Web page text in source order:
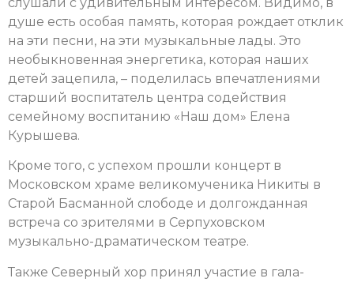
душе есть особая память, которая рождает отклик
на эти песни, на эти музыкальные лады. Это
необыкновенная энергетика, которая наших
детей зацепила, – поделилась впечатлениями
старший воспитатель центра содействия
семейному воспитанию «Наш дом» Елена
Курышева.
Кроме того, с успехом прошли концерт в
Московском храме великомученика Никиты в
Старой Басманной слободе и долгожданная
встреча со зрителями в Серпуховском
музыкально-драматическом театре.
Также Северный хор принял участие в гала-